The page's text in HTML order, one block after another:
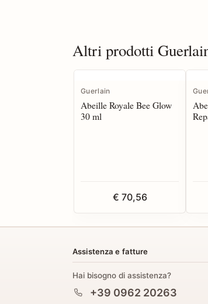
Altri prodotti
Guerlain
Abeille Royale Bee Glow
30 ml
€ 70,56
Assistenza e fatture
Hai bisogno di assistenza?
+39 0962 20263